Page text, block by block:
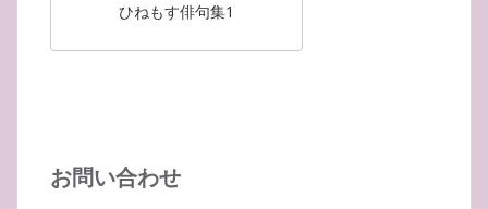
ひねもす俳句集1
お問い合わせ